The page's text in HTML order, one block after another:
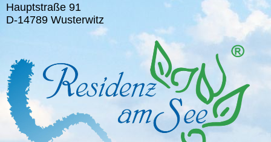
Hauptstraße 91
D-14789 Wusterwitz